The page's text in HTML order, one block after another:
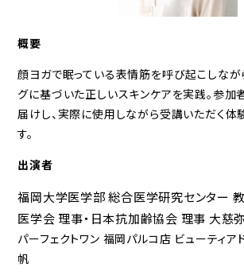
概要
顔ヨガで眠っている表情筋を呼び起こしなが
グに基づいた正しいスキンケアを実践。参加
届けし、実際に使用しながら受講いただく体
す。
出演者
福岡大学医学部 総合医学研究センター
医学会 理事・日本抗加齢協会 理事 大慈
パーフェクトワン 福岡パルコ店 ビューティア
帆